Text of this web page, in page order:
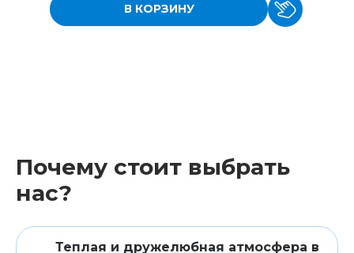
В КОРЗИНУ
Почему стоит выбрать
нас?
Теплая и дружелюбная атмосфера в